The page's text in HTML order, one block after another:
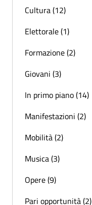
Cultura (12)
Elettorale (1)
Formazione (2)
Giovani (3)
In primo piano (14)
Manifestazioni (2)
Mobilità (2)
Musica (3)
Opere (9)
Pari opportunità (2)